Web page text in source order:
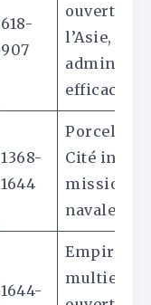
618-
907
ouverture
l’Asie,
efficace
1368-
1644
Cité
missions
navales
1644-
Empire